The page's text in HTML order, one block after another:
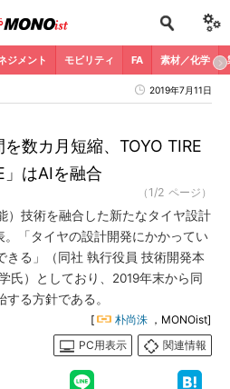
ジメント モビリティ FA 素材／化学
2019年7月11日
数カ月短縮、TOYO TIRE
はAIを融合
（1/2 ページ）
）技術を融合した新たなタイヤ設計
「タイヤの設計開発にかかってい
きる」（同社 執行役員 技術開発本
氏）としており、2019年末から同
る方針である。
[ 朴尚洙 ，MONOist]
PC用表示
関連情報